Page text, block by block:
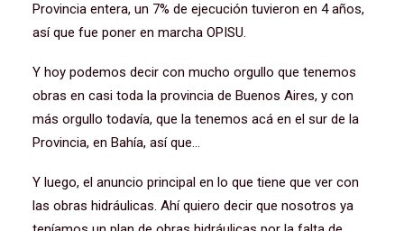
Provincia entera, un 7% de ejecución tuvieron en 4 años,
así que fue poner en marcha OPISU.
Y hoy podemos decir con mucho orgullo que tenemos
obras en casi toda la provincia de Buenos Aires, y con
más orgullo todavía, que la tenemos acá en el sur de la
Provincia, en Bahía, así que…
Y luego, el anuncio principal en lo que tiene que ver con
las obras hidráulicas. Ahí quiero decir que nosotros ya